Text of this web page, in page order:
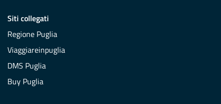
Siti collegati
Regione Puglia
Viaggiareinpuglia
DMS Puglia
Buy Puglia